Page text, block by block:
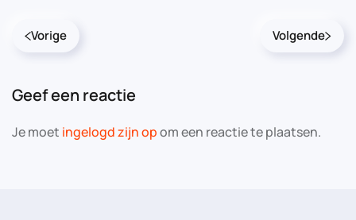
Vorige Volgende
Geef een reactie
Je moet ingelogd zijn opom een reactie te plaatsen.